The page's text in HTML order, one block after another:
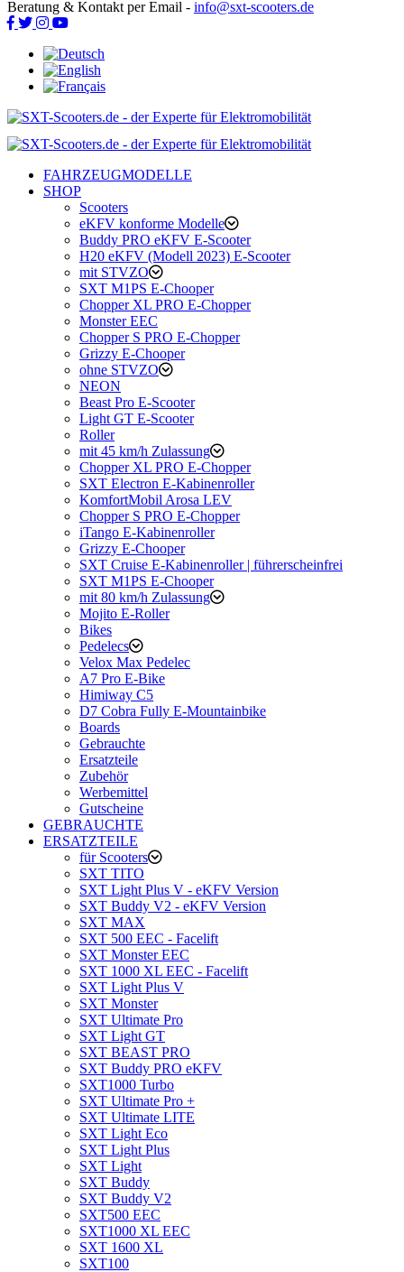
Beratung & Kontakt per Email - info@sxt-scooters.de
FAHRZEUGMODELLE
SHOP
Scooters
eKFV konforme Modelle
Buddy PRO eKFV E-Scooter
H20 eKFV (Modell 2023) E-Scooter
mit STVZO
SXT M1PS E-Chooper
Chopper XL PRO E-Chopper
Monster EEC
Chopper S PRO E-Chopper
Grizzy E-Chooper
ohne STVZO
NEON
Beast Pro E-Scooter
Light GT E-Scooter
Roller
mit 45 km/h Zulassung
Chopper XL PRO E-Chopper
SXT Electron E-Kabinenroller
KomfortMobil Arosa LEV
Chopper S PRO E-Chopper
iTango E-Kabinenroller
Grizzy E-Chooper
SXT Cruise E-Kabinenroller | führerscheinfrei
SXT M1PS E-Chooper
mit 80 km/h Zulassung
Mojito E-Roller
Bikes
Pedelecs
Velox Max Pedelec
A7 Pro E-Bike
Himiway C5
D7 Cobra Fully E-Mountainbike
Boards
Gebrauchte
Ersatzteile
Zubehör
Werbemittel
Gutscheine
GEBRAUCHTE
ERSATZTEILE
für Scooters
SXT TITO
SXT Light Plus V - eKFV Version
SXT Buddy V2 - eKFV Version
SXT MAX
SXT 500 EEC - Facelift
SXT Monster EEC
SXT 1000 XL EEC - Facelift
SXT Light Plus V
SXT Monster
SXT Ultimate Pro
SXT Light GT
SXT BEAST PRO
SXT Buddy PRO eKFV
SXT1000 Turbo
SXT Ultimate Pro +
SXT Ultimate LITE
SXT Light Eco
SXT Light Plus
SXT Light
SXT Buddy
SXT Buddy V2
SXT500 EEC
SXT1000 XL EEC
SXT 1600 XL
SXT100